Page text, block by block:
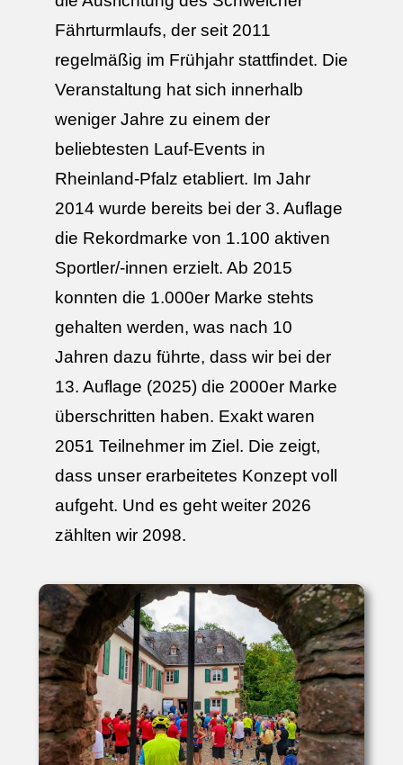
Fährturmlaufs, der seit 2011
regelmäßig im Frühjahr stattfindet. Die
Veranstaltung hat sich innerhalb
weniger Jahre zu einem der
beliebtesten Lauf-Events in
Rheinland-Pfalz etabliert. Im Jahr
2014 wurde bereits bei der 3. Auflage
die Rekordmarke von 1.100 aktiven
Sportler/-innen erzielt. Ab 2015
konnten die 1.000er Marke stehts
gehalten werden, was nach 10
Jahren dazu führte, dass wir bei der
13. Auflage (2025) die 2000er Marke
überschritten haben. Exakt waren
2051 Teilnehmer im Ziel. Die zeigt,
dass unser erarbeitetes Konzept voll
aufgeht. Und es geht weiter 2026
zählten wir 2098.